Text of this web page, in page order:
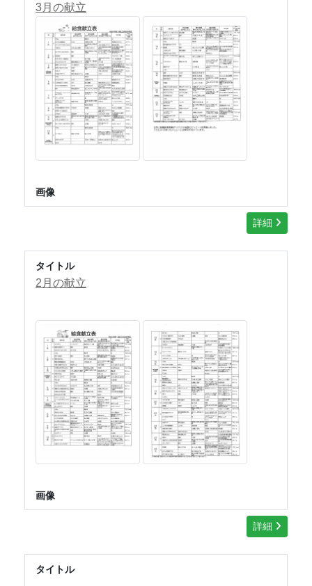
3月の献立
画像
詳細
タイトル
2月の献立
画像
詳細
タイトル